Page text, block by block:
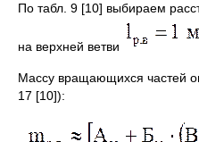
По табл. 9 [10] выбираем
на верхней ветви
Массу вращающихся частей
17 [10]):